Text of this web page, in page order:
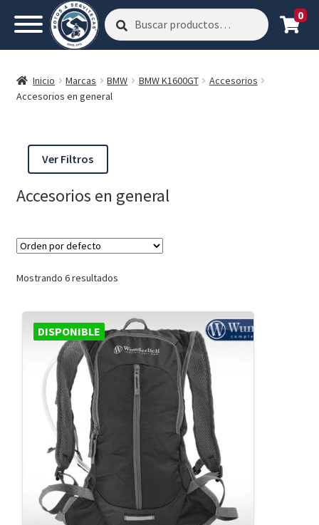
Buscar
por:
Buscar 0
Inicio Marcas BMW BMW K1600GT
Accesorios
Accesorios en general
Ver Filtros
Accesorios en general
Mostrando 6 resultados
DISPONIBLE